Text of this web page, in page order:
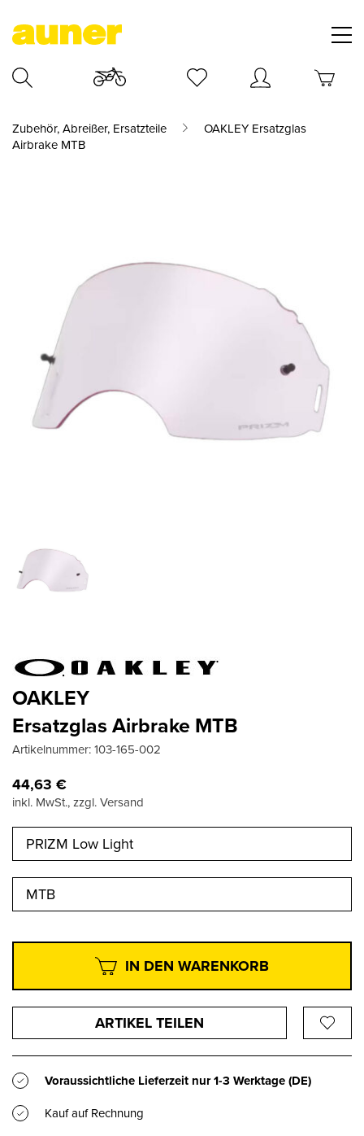
Zubehör, Abreißer, Ersatzteile
OAKLEY Ersatzglas
Airbrake MTB
OAKLEY
Ersatzglas Airbrake MTB
Artikelnummer:103-165-002
44,63 €
inkl. MwSt., zzgl. Versand
PRIZM Low Light
MTB
IN DEN WARENKORB
ARTIKEL TEILEN
Voraussichtliche Lieferzeit nur1-3 Werktage(DE)
Kauf auf Rechnung